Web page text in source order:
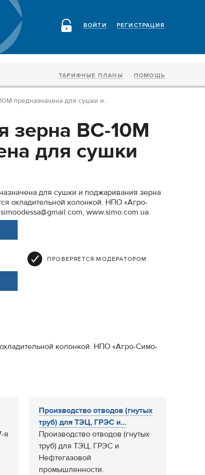
РЕГИСТРАЦИЯ
ВОЙТИ
ТАРИФНЫЕ ПЛАНЫ ПОМОЩЬ
предназначена для сушки и...
зерна ВС-10М
для сушки
для сушки и поджаривания зерна
охладительной колонкой. НПО «Агро-
www.simo.com.ua
ПРОВЕРЯЕТСЯ МОДЕРАТОРОМ
колонкой. НПО «Агро-Симо-
я
Производство отводов (гнутых
труб) для ТЭЦ, ГРЭС и...
Производство отводов (гнутых
труб) для ТЭЦ, ГРЭС и
Нефтегазовой
промышленности.